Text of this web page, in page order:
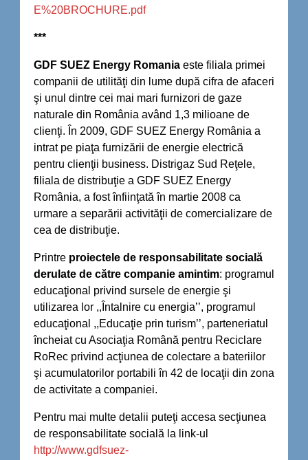
E%20BROCHURE.pdf
***
GDF SUEZ Energy Romania este filiala primei
companii de utilităţi din lume după cifra de afaceri
şi unul dintre cei mai mari furnizori de gaze
naturale din România având 1,3 milioane de
clienţi. În 2009, GDF SUEZ Energy România a
intrat pe piaţa furnizării de energie electrică
pentru clienţii business. Distrigaz Sud Reţele,
filiala de distribuţie a GDF SUEZ Energy
România, a fost înfiinţată în martie 2008 ca
urmare a separării activităţii de comercializare de
cea de distribuţie.
Printre proiectele de responsabilitate socială
derulate de către companie amintim: programul
educaţional privind sursele de energie şi
utilizarea lor ,,Întalnire cu energia’’, programul
educaţional ,,Educaţie prin turism’’, parteneriatul
încheiat cu Asociaţia Română pentru Reciclare
RoRec privind acţiunea de colectare a bateriilor
şi acumulatorilor portabili în 42 de locaţii din zona
de activitate a companiei.
Pentru mai multe detalii puteţi accesa secţiunea
de responsabilitate socială la link-ul
http://www.gdfsuez-